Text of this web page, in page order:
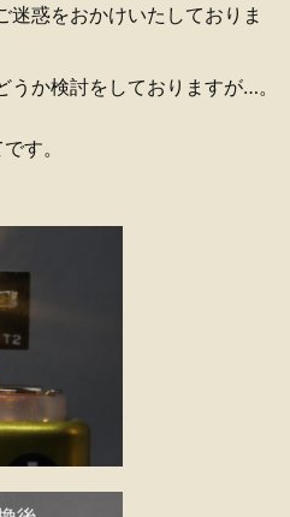
惑をおかけいたしておりま
か検討をしておりますが…。
す。